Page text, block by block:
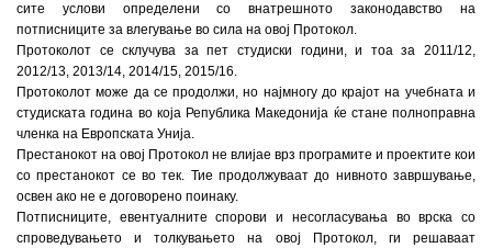
сите услови определени со внатрешното законодавство на
потписниците за влегување во сила на овој Протокол.
Протоколот се склучува за пет студиски години, и тоа за 2011/12,
2012/13, 2013/14, 2014/15, 2015/16.
Протоколот може да се продолжи, но најмногу до крајот на учебната и
студиската година во која Република Македонија ќе стане полноправна
членка на Европската Унија.
Престанокот на овој Протокол не влијае врз програмите и проектите кои
со престанокот се во тек. Тие продолжуваат до нивното завршување,
освен ако не е договорено поинаку.
Потписниците, евентуалните спорови и несогласувања во врска со
спроведувањето и толкувањето на овој Протокол, ги решаваат